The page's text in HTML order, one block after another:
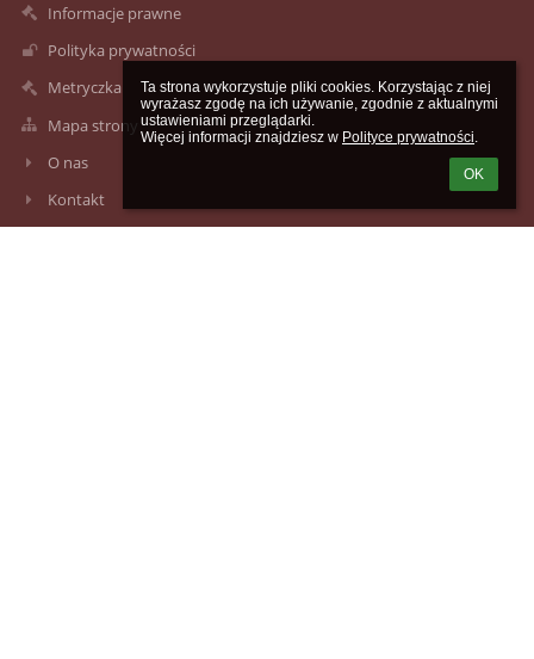
Ta strona wykorzystuje pliki cookies. Korzystając z niej
wyrażasz zgodę na ich używanie, zgodnie z aktualnymi
ustawieniami przeglądarki.
Więcej informacji znajdziesz w Polityce prywatności.
OK
Informacje prawne
Polityka prywatności
Metryczka
Mapa strony
O nas
Kontakt